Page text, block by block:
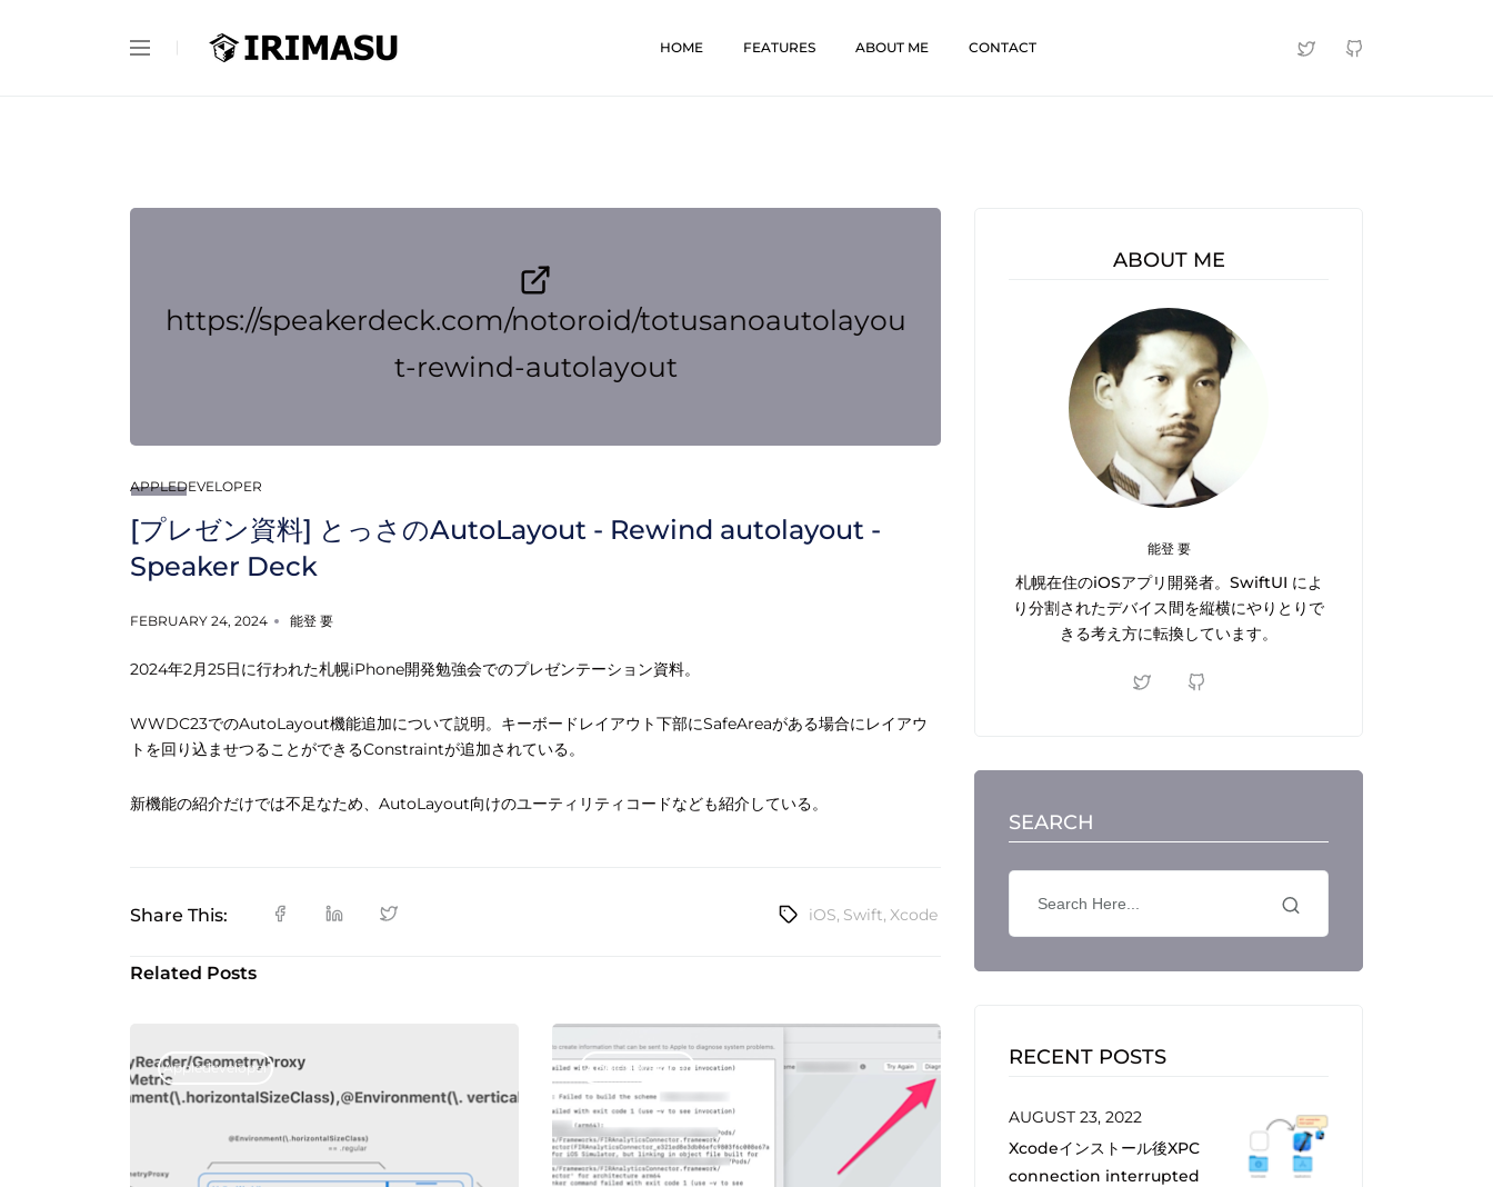
HOME FEATURES ABOUT ME CONTACT
https://speakerdeck.com/notoroid/totusanoautolayou
t-rewind-autolayout
APPLEDEVELOPER
[プレゼン資料] とっさのAutoLayout - Rewind autolayout -
Speaker Deck
FEBRUARY 24, 2024 能登 要
2024年2月25日に行われた札幌iPhone開発勉強会でのプレゼンテーション資料。
WWDC23でのAutoLayout機能追加について説明。キーボードレイアウト下部にSafeAreaがある場合にレイアウ
トを回り込ませつることができるConstraintが追加されている。
新機能の紹介だけでは不足なため、AutoLayout向けのユーティリティコードなども紹介している。
Share This: iOS, Swift, Xcode
Related Posts
Appledeveloper Appledeveloper
ABOUT ME
能登 要
札幌在住のiOSアプリ開発者。SwiftUI によ
り分割されたデバイス間を縦横にやりとりで
きる考え方に転換しています。
SEARCH
RECENT POSTS
AUGUST 23, 2022
Xcodeインストール後XPC
connection interrupted